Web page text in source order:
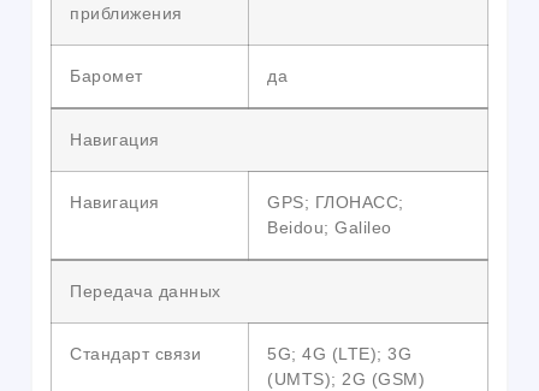
приближения
Баромет да
Навигация
Навигация
GPS; ГЛОНАСС;
Beidou; Galileo
Передача данных
Стандарт связи
5G; 4G (LTE); 3G
(UMTS); 2G (GSM)